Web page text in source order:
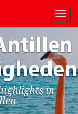
in